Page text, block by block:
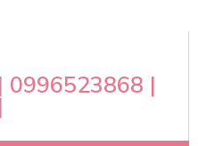
0996523868 |